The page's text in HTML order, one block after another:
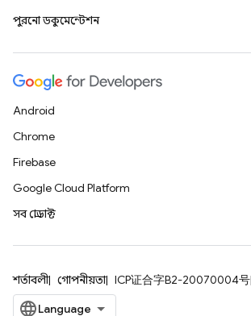
পুরনো ডকুমেন্টেশন
Android
Chrome
Firebase
Google Cloud Platform
সব প্রোডাক্ট
শর্তাবলী গোপনীয়তা ICP证合字B2-20070004号